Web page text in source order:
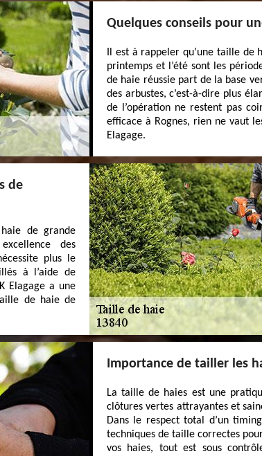
Quelques conseils pour
Il est à rappeler qu’une taille
printemps et l’été sont les
de haie réussie part de la base
des arbustes, c’est-à-dire plus
de l’opération ne restent pas
efficace à Rognes, rien ne vaut
Elagage.
de
de grande
des
plus le
à l’aide de
Elagage a une
de haie de
Importance de tailler les
La taille de haies est une
clôtures vertes attrayantes et
Dans le respect total d’un
techniques de taille correctes
vos haies, tout est sous